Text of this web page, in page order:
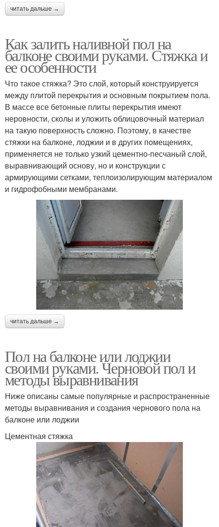
читать дальше →
Как залить наливной пол на
балконе своими руками. Стяжка и
ее особенности
Что такое стяжка? Это слой, который конструируется
между плитой перекрытия и основным покрытием пола.
В массе все бетонные плиты перекрытия имеют
неровности, сколы и уложить облицовочный материал
на такую поверхность сложно. Поэтому, в качестве
стяжки на балконе, лоджии и в других помещениях,
применяется не только узкий цементно-песчаный слой,
выравнивающий основу, но и конструкции с
армирующими сетками, теплоизолирующим материалом
и гидрофобными мембранами.
читать дальше →
Пол на балконе или лоджии
своими руками. Черновой пол и
методы выравнивания
Ниже описаны самые популярные и распространенные
методы выравнивания и создания чернового пола на
балконе или лоджии
Цементная стяжка